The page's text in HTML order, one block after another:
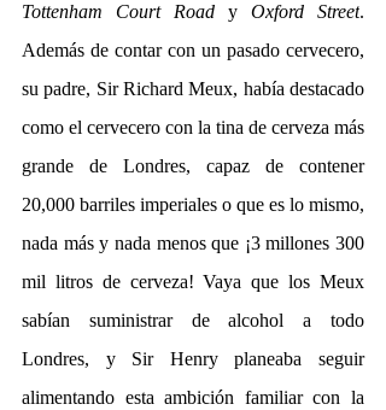
Tottenham Court Road y Oxford Street.
Además de contar con un pasado cervecero,
su padre, Sir Richard Meux, había destacado
como el cervecero con la tina de cerveza más
grande de Londres, capaz de contener
20,000 barriles imperiales o que es lo mismo,
nada más y nada menos que ¡3 millones 300
mil litros de cerveza! Vaya que los Meux
sabían suministrar de alcohol a todo
Londres, y Sir Henry planeaba seguir
alimentando esta ambición familiar con la